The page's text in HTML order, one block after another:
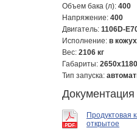
Объем бака (л): 400
Напряжение: 400
Двигатель: 1106D-
Исполнение: в
Вес: 2106 кг
Габариты:
Тип запуска:
Документация
Продуктовая
открытое